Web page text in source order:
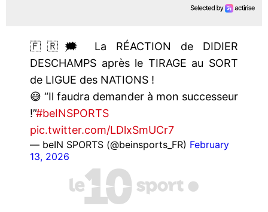
🇫🇷🗯️ La RÉACTION de DIDIER
DESCHAMPS après le TIRAGE au SORT
de LIGUE des NATIONS !
😅 “Il faudra demander à mon successeur
!”#beINSPORTS
pic.twitter.com/LDlxSmUCr7
— beIN SPORTS (@beinsports_FR) February
13, 2026